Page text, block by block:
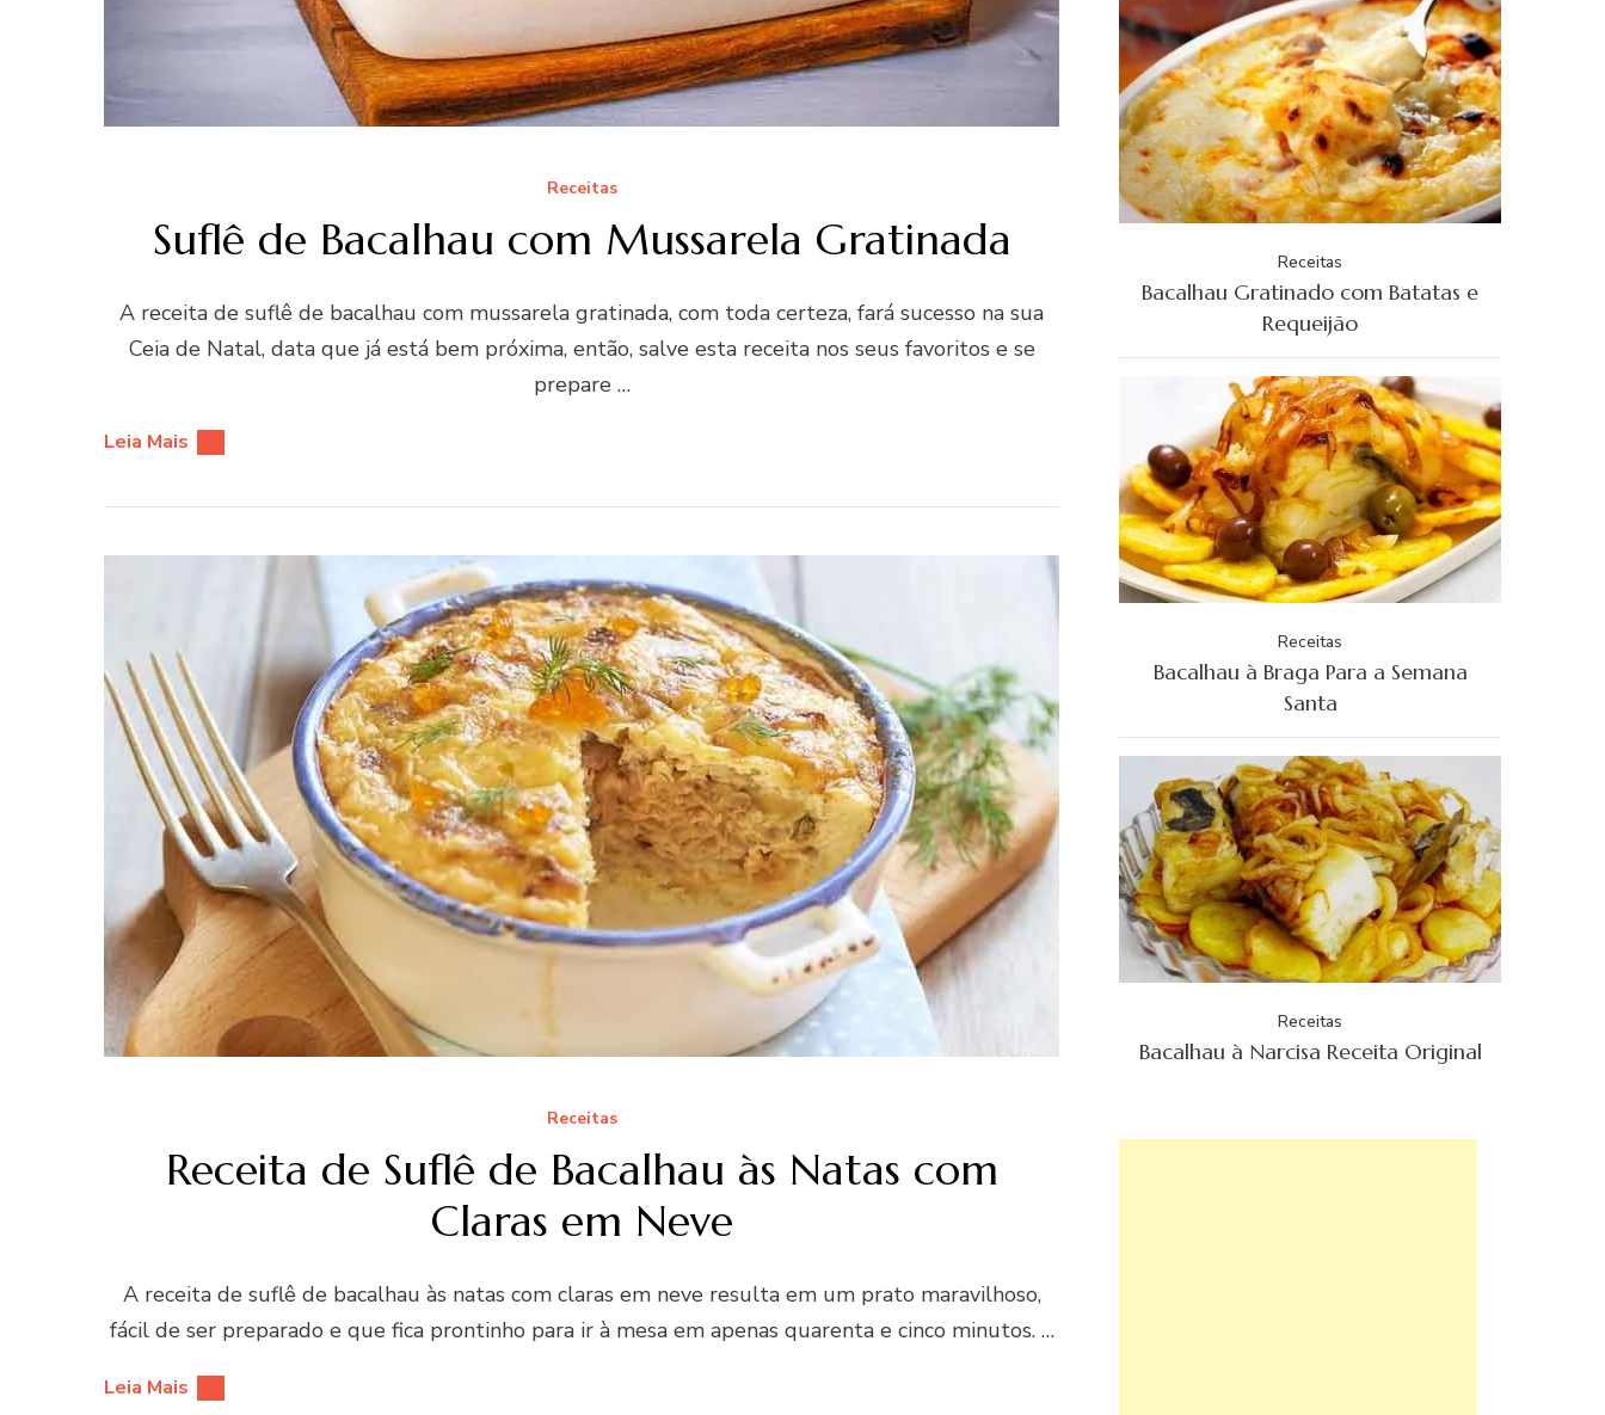
Receitas
Suflê de Bacalhau com Mussarela Gratinada
A receita de suflê de bacalhau com mussarela gratinada, com toda certeza, fará sucesso na sua
Ceia de Natal, data que já está bem próxima, então, salve esta receita nos seus favoritos e se
prepare …
Leia Mais
Receitas
Receita de Suflê de Bacalhau às Natas com
Claras em Neve
A receita de suflê de bacalhau às natas com claras em neve resulta em um prato maravilhoso,
fácil de ser preparado e que fica prontinho para ir à mesa em apenas quarenta e cinco minutos. …
Leia Mais
Receitas
Bacalhau Gratinado com Batatas e
Requeijão
Receitas
Bacalhau à Braga Para a Semana
Santa
Receitas
Bacalhau à Narcisa Receita Original